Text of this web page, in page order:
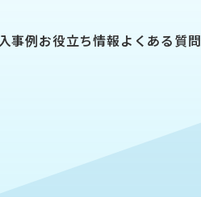
事例お役立ち情報よくある質問